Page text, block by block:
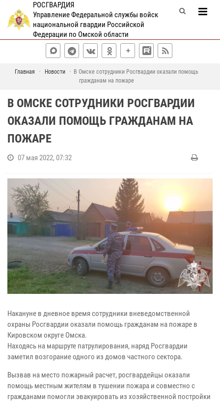
РОСГВАРДИЯ
Управление Федеральной службы войск
национальной гвардии Российской
Федерации по Омской области
Главная Новости
В Омске сотрудники Росгвардии оказали помощь
гражданам на пожаре
В ОМСКЕ СОТРУДНИКИ РОСГВАРДИИ
ОКАЗАЛИ ПОМОЩЬ ГРАЖДАНАМ НА
ПОЖАРЕ
07 мая 2022, 07:32
Накануне в дневное время сотрудники вневедомственной
охраны Росгвардии оказали помощь гражданам на пожаре в
Кировском округе Омска.
Находясь на маршруте патрулирования, наряд Росгвардии
заметил возгорание одного из домов частного сектора.
Вызвав на место пожарный расчет, росгвардейцы оказали
помощь местным жителям в тушении пожара и совместно с
гражданами помогли эвакуировать из хозяйственной постройки